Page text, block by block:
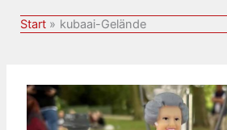
Start kubaai-Gelände